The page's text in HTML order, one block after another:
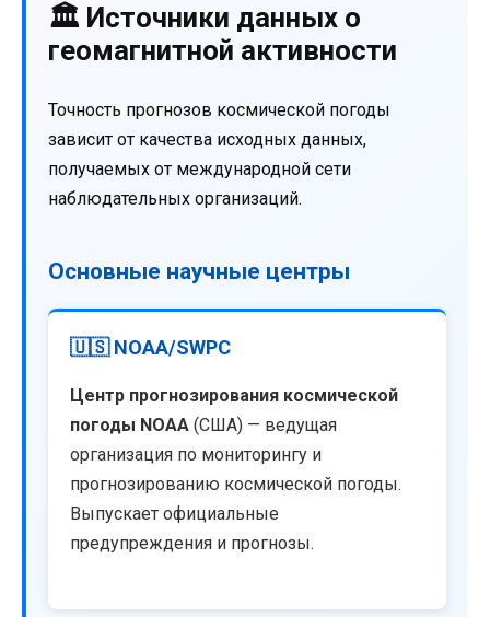
🏛️ Источники данных о
геомагнитной активности
Точность прогнозов космической погоды
зависит от качества исходных данных,
получаемых от международной сети
наблюдательных организаций.
Основные научные центры
🇺🇸 NOAA/SWPC
Центр прогнозирования космической
погоды NOAA (США) — ведущая
организация по мониторингу и
прогнозированию космической погоды.
Выпускает официальные
предупреждения и прогнозы.